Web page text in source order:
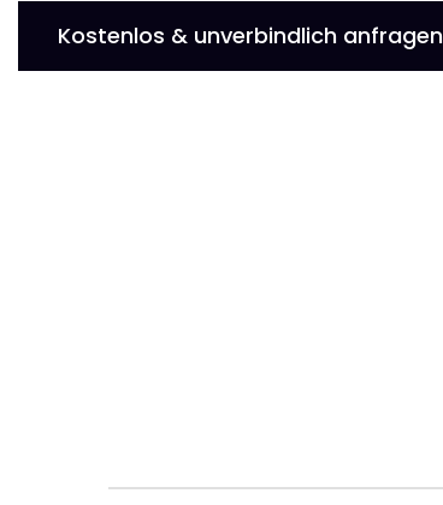
Kostenlos & unverbindlich anfragen